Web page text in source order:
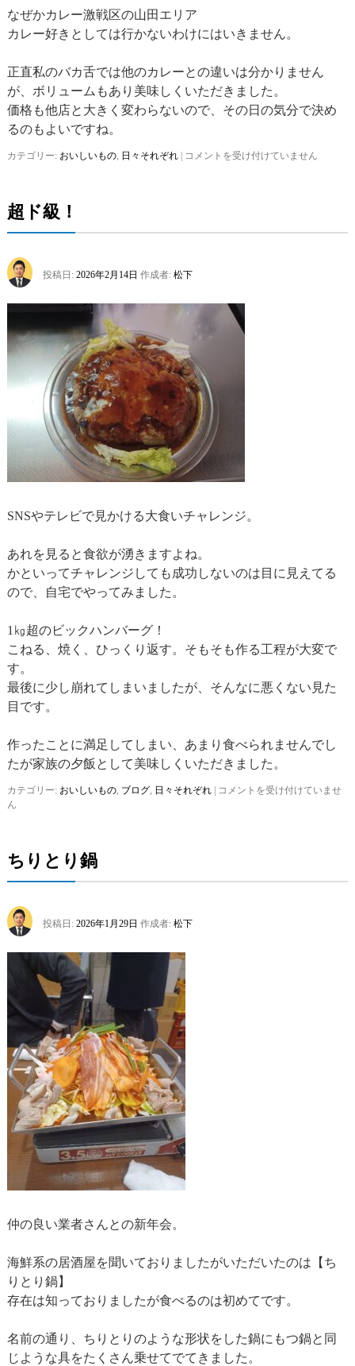
なぜかカレー激戦区の山田エリア
カレー好きとしては行かないわけにはいきません。
正直私のバカ舌では他のカレーとの違いは分かりません
が、ボリュームもあり美味しくいただきました。
価格も他店と大きく変わらないので、その日の気分で決め
るのもよいですね。
カテゴリー: おいしいもの, 日々それぞれ | 新
コメントを受け付けていません
超ド級！
投稿日: 2026年2月14日 作成者: 松下
SNSやテレビで見かける大食いチャレンジ。
あれを見ると食欲が湧きますよね。
かといってチャレンジしても成功しないのは目に見えてる
ので、自宅でやってみました。
1㎏超のビックハンバーグ！
こねる、焼く、ひっくり返す。そもそも作る工程が大変で
す。
最後に少し崩れてしまいましたが、そんなに悪くない見た
目です。
作ったことに満足してしまい、あまり食べられませんでし
たが家族の夕飯として美味しくいただきました。
カテゴリー: おいしいもの, ブログ, 日々それぞれ | 超
コメントを受け付けていませ
ん
ちりとり鍋
投稿日: 2026年1月29日 作成者: 松下
仲の良い業者さんとの新年会。
海鮮系の居酒屋を聞いておりましたがいただいたのは【ち
りとり鍋】
存在は知っておりましたが食べるのは初めてです。
名前の通り、ちりとりのような形状をした鍋にもつ鍋と同
じような具をたくさん乗せてでてきました。